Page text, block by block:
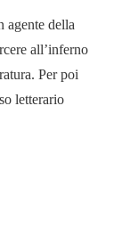
agente della
all’inferno
Per poi
letterario